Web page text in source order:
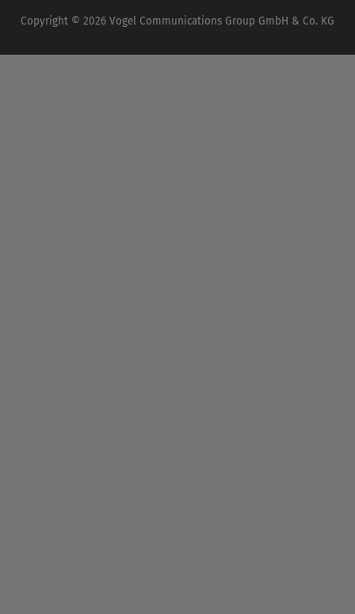
Copyright © 2026 Vogel Communications Group GmbH & Co. KG